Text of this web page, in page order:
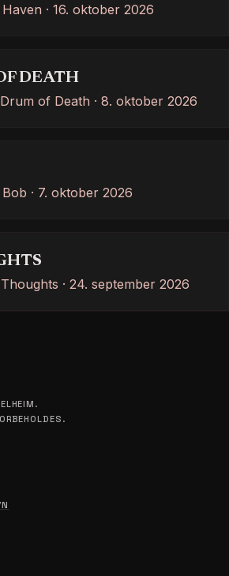
· 16. oktober 2026
DEATH
of Death · 8. oktober 2026
· 7. oktober 2026
· 24. september 2026